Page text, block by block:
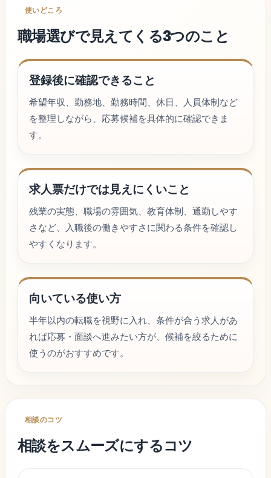
使いどころ
職場選びで見えてくる3つのこと
登録後に確認できること
希望年収、勤務地、勤務時間、休日、人員体制など
を整理しながら、応募候補を具体的に確認できま
す。
求人票だけでは見えにくいこと
残業の実態、職場の雰囲気、教育体制、通勤しやす
さなど、入職後の働きやすさに関わる条件を確認し
やすくなります。
向いている使い方
半年以内の転職を視野に入れ、条件が合う求人があ
れば応募・面談へ進みたい方が、候補を絞るために
使うのがおすすめです。
相談のコツ
相談をスムーズにするコツ